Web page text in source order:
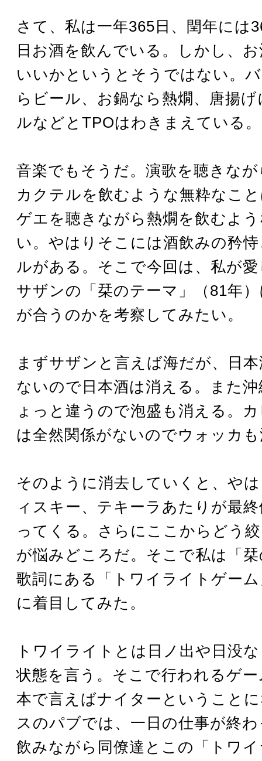
さて、私は一年365日、閏年には
日お酒を飲んでいる。しかし、
いいかというとそうではない。
らビール、お鍋なら熱燗、唐揚
ルなどとTPOはわきまえている。
音楽でもそうだ。演歌を聴きな
カクテルを飲むような無粋なこ
ゲエを聴きながら熱燗を飲むよ
い。やはりそこには酒飲みの矜
ルがある。そこで今回は、私が
サザンの「栞のテーマ」（81年
が合うのかを考察してみたい。
まずサザンと言えば海だが、日
ないので日本酒は消える。また
ょっと違うので泡盛も消える。
は全然関係がないのでウォッカ
そのように消去していくと、や
ィスキー、テキーラあたりが最
ってくる。さらにここからどう
が悩みどころだ。そこで私は「
歌詞にある「トワイライトゲー
に着目してみた。
トワイライトとは日ノ出や日没
状態を言う。そこで行われるゲ
本で言えばナイターということ
スのパブでは、一日の仕事が終
飲みながら同僚達とこの「トワ